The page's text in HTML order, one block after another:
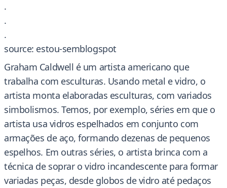
.
.
.
source: estou-semblogspot
Graham Caldwell é um artista americano que
trabalha com esculturas. Usando metal e vidro, o
artista monta elaboradas esculturas, com variados
simbolismos. Temos, por exemplo, séries em que o
artista usa vidros espelhados em conjunto com
armações de aço, formando dezenas de pequenos
espelhos. Em outras séries, o artista brinca com a
técnica de soprar o vidro incandescente para formar
variadas peças, desde globos de vidro até pedaços